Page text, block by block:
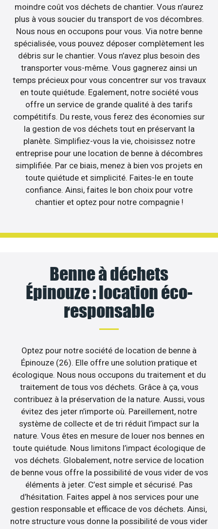
moindre coût vos déchets de chantier. Vous n’aurez
plus à vous soucier du transport de vos décombres.
Nous nous en occupons pour vous. Via notre benne
spécialisée, vous pouvez déposer complètement les
débris sur le chantier. Vous n’avez plus besoin des
transporter vous-même. Vous gagnerez ainsi un
temps précieux pour vous concentrer sur vos travaux
en toute quiétude. Egalement, notre société vous
offre un service de grande qualité à des tarifs
compétitifs. Du reste, vous ferez des économies sur
la gestion de vos déchets tout en préservant la
planète. Simplifiez-vous la vie, choisissez notre
entreprise pour une location de benne à décombres
simplifiée. Par ce biais, menez à bien vos projets en
toute quiétude et simplicité. Faites-le en toute
confiance. Ainsi, faites le bon choix pour votre
chantier et optez pour notre compagnie !
Benne à déchets
Épinouze : location éco-
responsable
Optez pour notre société de location de benne à
Épinouze (26). Elle offre une solution pratique et
écologique. Nous nous occupons du traitement et du
traitement de tous vos déchets. Grâce à ça, vous
contribuez à la préservation de la nature. Aussi, vous
évitez des jeter n’importe où. Pareillement, notre
système de collecte et de tri réduit l’impact sur la
nature. Vous êtes en mesure de louer nos bennes en
toute quiétude. Nous limitons l’impact écologique de
vos déchets. Globalement, notre service de location
de benne vous offre la possibilité de vous vider de vos
éléments à jeter. C’est simple et sécurisé. Pas
d’hésitation. Faites appel à nos services pour une
gestion responsable et efficace de vos déchets. Ainsi,
notre structure vous donne la possibilité de vous vider